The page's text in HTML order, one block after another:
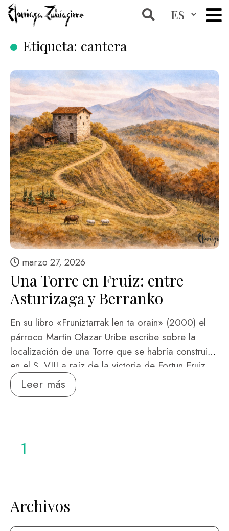
Etiqueta: cantera
marzo 27, 2026
Una Torre en Fruiz: entre
Asturizaga y Berranko
En su libro «Fruniztarrak len ta orain» (2000) el
párroco Martin Olazar Uribe escribe sobre la
localización de una Torre que se habría construido
en el S. VIII a raíz de la victoria de Fortun Fruiz
sobre los Asturianos. Dice así: «En el siglo octavo
aparece Fortunio Fruniz, el fundador del pueblo:
Leer más
1
Archivos